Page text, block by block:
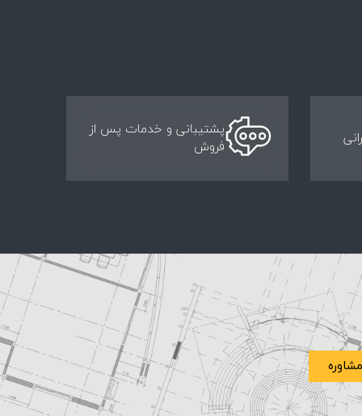
پشتیبانی و خدمات پس از
فروش